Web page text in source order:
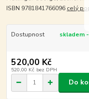
ISBN 9781841766096 celý
Dostupnost skladem
520,00 Kč
520,00 Kč bez DPH
Do